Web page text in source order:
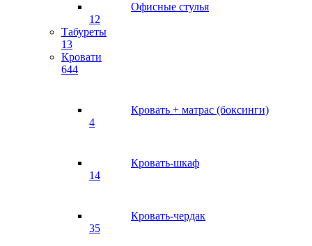
Офисные стулья
12
Табуреты
13
Кровати
644
Кровать + матрас (боксинги)
4
Кровать-шкаф
14
Кровать-чердак
35